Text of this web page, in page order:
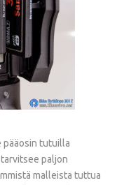
pääosin tutuilla
paljon
malleista tuttua